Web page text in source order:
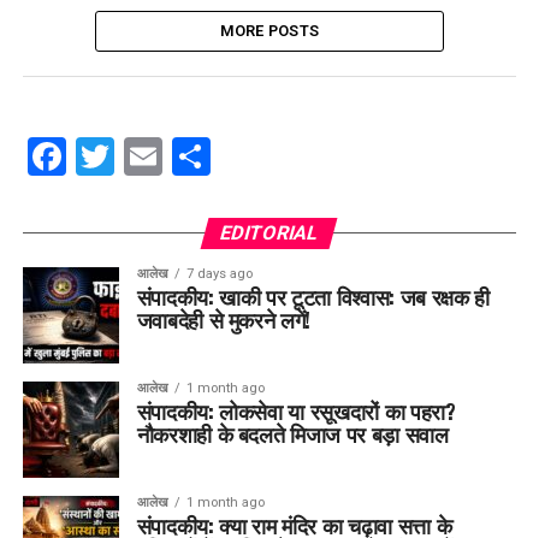
MORE POSTS
Facebook
Twitter
EmailShare
EDITORIAL
आलेख 7 days ago
संपादकीय: खाकी पर टूटता विश्वास: जब रक्षक ही
जवाबदेही से मुकरने लगें!
आलेख 1 month ago
संपादकीय: लोकसेवा या रसूखदारों का पहरा?
नौकरशाही के बदलते मिजाज पर बड़ा सवाल
आलेख 1 month ago
संपादकीय: क्या राम मंदिर का चढ़ावा सत्ता के